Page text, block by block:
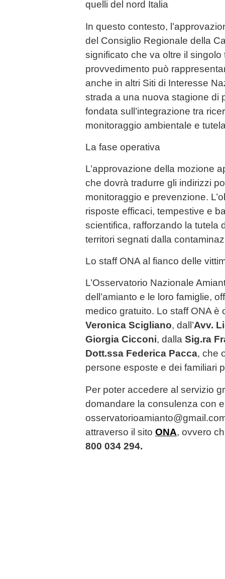
quelli del nord Italia
In questo contesto,
del Consiglio Regionale della
significato che va oltre il singolo
provvedimento può
anche in altri Siti di Interesse
strada a una nuova stagione di
fondata sull’integrazione tra
monitoraggio ambientale e
La fase operativa
L’approvazione della mozione
che dovrà tradurre gli indirizzi
monitoraggio e prevenzione.
risposte efficaci, tempestive e
scientifica, rafforzando la tutela
territori segnati dalla
Lo staff ONA al fianco delle
L’Osservatorio Nazionale
dell’amianto e le loro famiglie,
medico gratuito. Lo staff ONA è
Veronica Scigliano, dall’Avv.
Giorgia Cicconi, dalla Sig.ra
Dott.ssa Federica Pacca, che
persone esposte e dei familiari
Per poter accedere al servizio
domandare la consulenza con
attraverso il sito ONA, ovvero
800 034 294.